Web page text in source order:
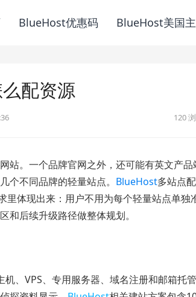
BlueHost优惠码 BlueHost美国
配资源
120
站。一个品牌官网之外，还可能有英文产
个不同品牌的轻量站点。 BlueHost多站点
里体现出来：用户不用为每个轻量站点单独
和后续升级路径做整体规划。
、VPS、专用服务器、域名注册和邮箱托